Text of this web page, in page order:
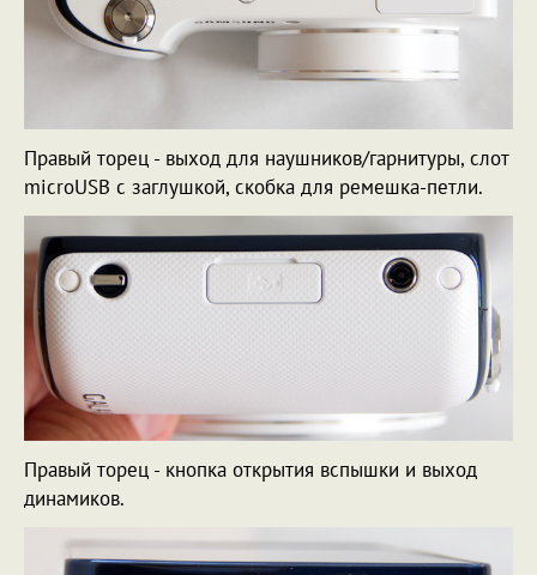
Правый торец - выход для наушников/гарнитуры, слот
microUSB с заглушкой, скобка для ремешка-петли.
Правый торец - кнопка открытия вспышки и выход
динамиков.